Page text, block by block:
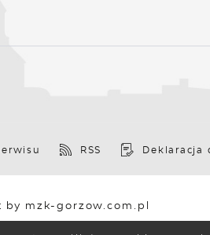
RSS Deklaracja
by mzk-gorzow.com.pl